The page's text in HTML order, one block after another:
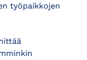
työpaikkojen